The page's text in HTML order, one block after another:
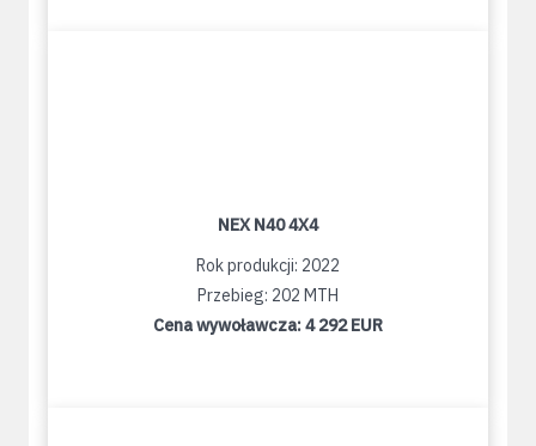
NEX N40 4X4
Rok produkcji: 2022
Przebieg: 202 MTH
Cena wywoławcza:4 292 EUR